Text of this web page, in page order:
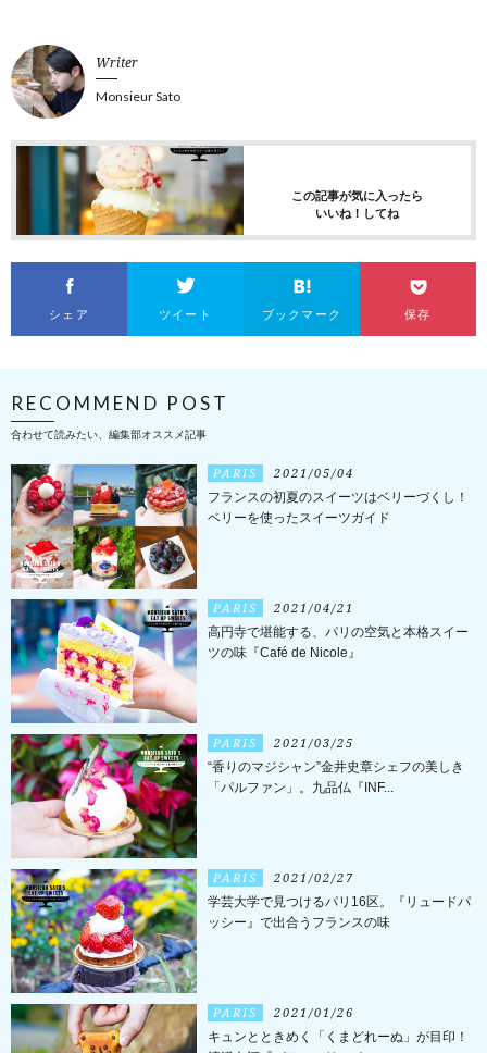
Writer
Monsieur Sato
この記事が気に入ったら
いいね！してね
シェア ツイート ブックマーク 保存
RECOMMEND POST
合わせて読みたい、編集部オススメ記事
PARIS 2021/05/04
フランスの初夏のスイーツはベリーづくし！
ベリーを使ったスイーツガイド
PARIS 2021/04/21
高円寺で堪能する、パリの空気と本格スイー
ツの味『Café de Nicole』
PARIS 2021/03/25
“香りのマジシャン”金井史章シェフの美しき
「パルファン」。九品仏『INF...
PARIS 2021/02/27
学芸大学で見つけるパリ16区。『リュードパ
ッシー』で出合うフランスの味
PARIS 2021/01/26
キュンとときめく「くまどれーぬ」が目印！